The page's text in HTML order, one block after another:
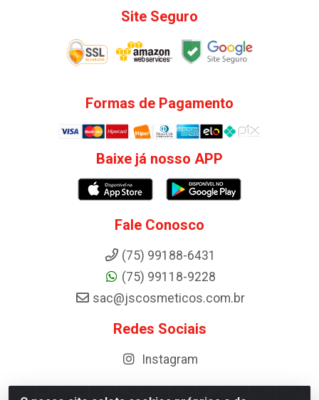
Site Seguro
Formas de Pagamento
Baixe já nosso APP
Fale Conosco
(75) 99188-6431
(75) 99118-9228
sac@jscosmeticos.com.br
Redes Sociais
Instagram